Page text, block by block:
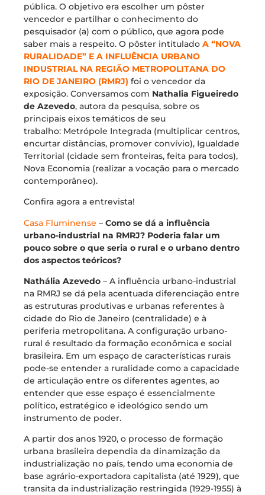
pública. O objetivo era escolher um pôster
vencedor e partilhar o conhecimento do
pesquisador (a) com o público, que agora pode
saber mais a respeito. O pôster intitulado A “NOVA
RURALIDADE” E A INFLUÊNCIA URBANO
INDUSTRIAL NA REGIÃO METROPOLITANA DO
RIO DE JANEIRO (RMRJ) foi o vencedor da
exposição. Conversamos com Nathalia Figueiredo
de Azevedo, autora da pesquisa, sobre os
principais eixos temáticos de seu
trabalho: Metrópole Integrada (multiplicar centros,
encurtar distâncias, promover convívio), Igualdade
Territorial (cidade sem fronteiras, feita para todos),
Nova Economia (realizar a vocação para o mercado
contemporâneo).
Confira agora a entrevista!
Casa Fluminense – Como se dá a influência
urbano-industrial na RMRJ? Poderia falar um
pouco sobre o que seria o rural e o urbano dentro
dos aspectos teóricos?
Nathália Azevedo – A influência urbano-industrial
na RMRJ se dá pela acentuada diferenciação entre
as estruturas produtivas e urbanas referentes à
cidade do Rio de Janeiro (centralidade) e à
periferia metropolitana. A configuração urbano-
rural é resultado da formação econômica e social
brasileira. Em um espaço de características rurais
pode-se entender a ruralidade como a capacidade
de articulação entre os diferentes agentes, ao
entender que esse espaço é essencialmente
político, estratégico e ideológico sendo um
instrumento de poder.
A partir dos anos 1920, o processo de formação
urbana brasileira dependia da dinamização da
industrialização no país, tendo uma economia de
base agrário-exportadora capitalista (até 1929), que
transita da industrialização restringida (1929-1955) à